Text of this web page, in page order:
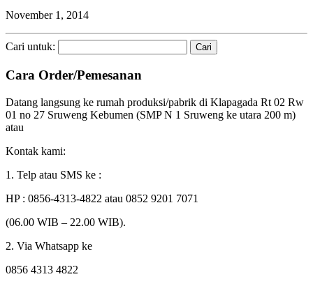
November 1, 2014
Cari untuk:
Cara Order/Pemesanan
Datang langsung ke rumah produksi/pabrik di Klapagada Rt 02 Rw
01 no 27 Sruweng Kebumen (SMP N 1 Sruweng ke utara 200 m)
atau
Kontak kami:
1. Telp atau SMS ke :
HP : 0856-4313-4822 atau 0852 9201 7071
(06.00 WIB – 22.00 WIB).
2. Via Whatsapp ke
0856 4313 4822